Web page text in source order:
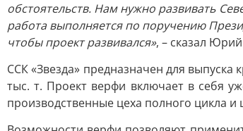
обстоятельств. Нам нужно развивать
работа выполняется по поручению
чтобы проект развивался», – сказал
ССК «Звезда» предназначен для
тыс. т. Проект верфи включает в себя
производственные цеха полного цикла